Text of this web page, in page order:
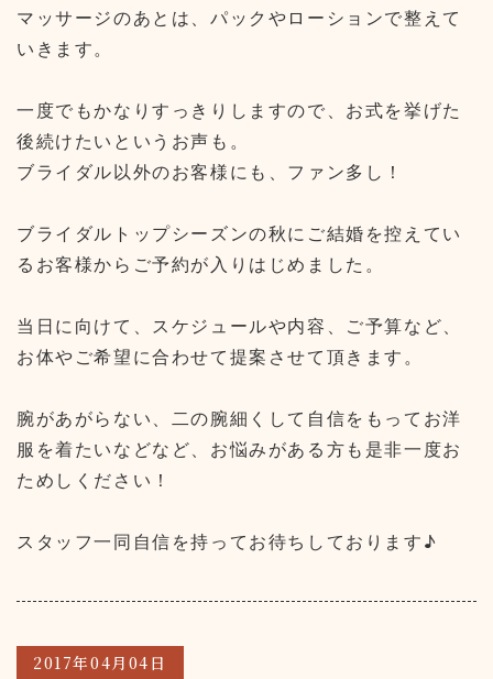
マッサージのあとは、パックやローションで整えて
いきます。
一度でもかなりすっきりしますので、お式を挙げた
後続けたいというお声も。
ブライダル以外のお客様にも、ファン多し！
ブライダルトップシーズンの秋にご結婚を控えてい
るお客様からご予約が入りはじめました。
当日に向けて、スケジュールや内容、ご予算など、
お体やご希望に合わせて提案させて頂きます。
腕があがらない、二の腕細くして自信をもってお洋
服を着たいなどなど、お悩みがある方も是非一度お
ためしください！
スタッフ一同自信を持ってお待ちしております♪
2017年04月04日